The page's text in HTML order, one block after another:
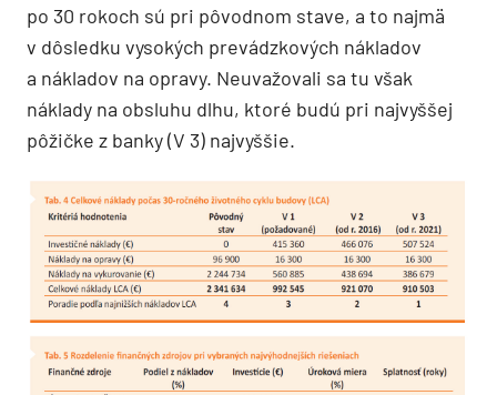
po 30 rokoch sú pri pôvodnom stave, a to najmä
v dôsledku vysokých prevádzkových nákladov
a nákladov na opravy. Neuvažovali sa tu však
náklady na obsluhu dlhu, ktoré budú pri najvyššej
pôžičke z banky (V 3) najvyššie.